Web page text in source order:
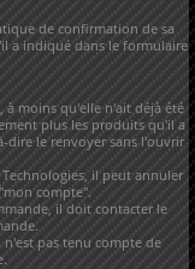
de confirmation de sa
a indiqué dans le formulaire
moins qu'elle n'ait déjà été
plus les produits qu'il a
dire le renvoyer sans l'ouvrir
il peut annuler
compte".
il doit contacter le
pas tenu compte de